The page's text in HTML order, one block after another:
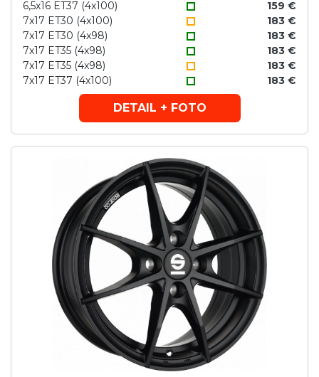
6,5x16 ET37 (4x100)
159 €
7x17 ET30 (4x100)
183 €
7x17 ET30 (4x98)
183 €
7x17 ET35 (4x98)
183 €
7x17 ET35 (4x98)
183 €
7x17 ET37 (4x100)
183 €
DETAIL + FOTO